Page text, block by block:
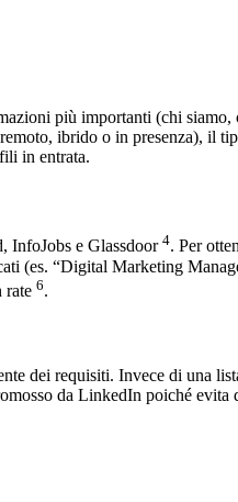
più importanti (chi
ibrido o in presenza), il
in entrata.
InfoJobs e Glassdoor 4. Per
(es. “Digital Marketing
rate 6.
dei requisiti. Invece di una
da LinkedIn poiché evita